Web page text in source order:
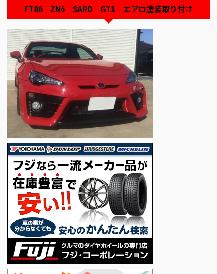
FT86 ZN6 SARD GT1 エアロ塗装取り付け